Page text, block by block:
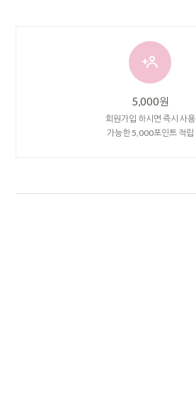
5,000원
회원가입 하시면 즉시 사용
가능한 5,000포인트 적립